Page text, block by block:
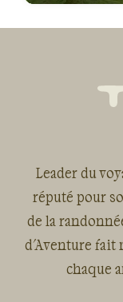
Leader du
réputé pour
de la
d'Aventure fait
chaque